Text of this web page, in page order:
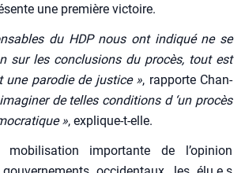
une pre­mière vic­toire.
du HDP nous ont indi­qué ne se
sur les conclu­sions du pro­cès, tout est
une paro­die de jus­tice », rap­porte Chan­
de telles condi­tions d ‘un pro­cès
», explique-t-elle.
impor­tante de l’opinion